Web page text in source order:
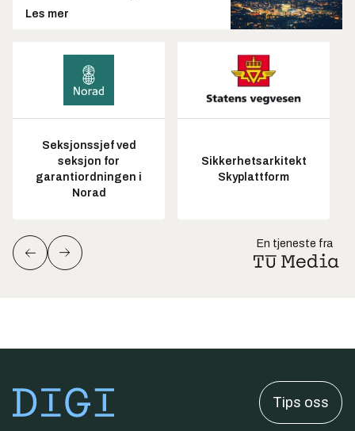
Les mer
Seksjonssjef ved
seksjon for
garantiordningen i
Norad
Sikkerhetsarkitekt
Skyplattform
En tjeneste fra
Tips oss